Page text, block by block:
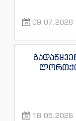
09.07.2026
18.05.2026